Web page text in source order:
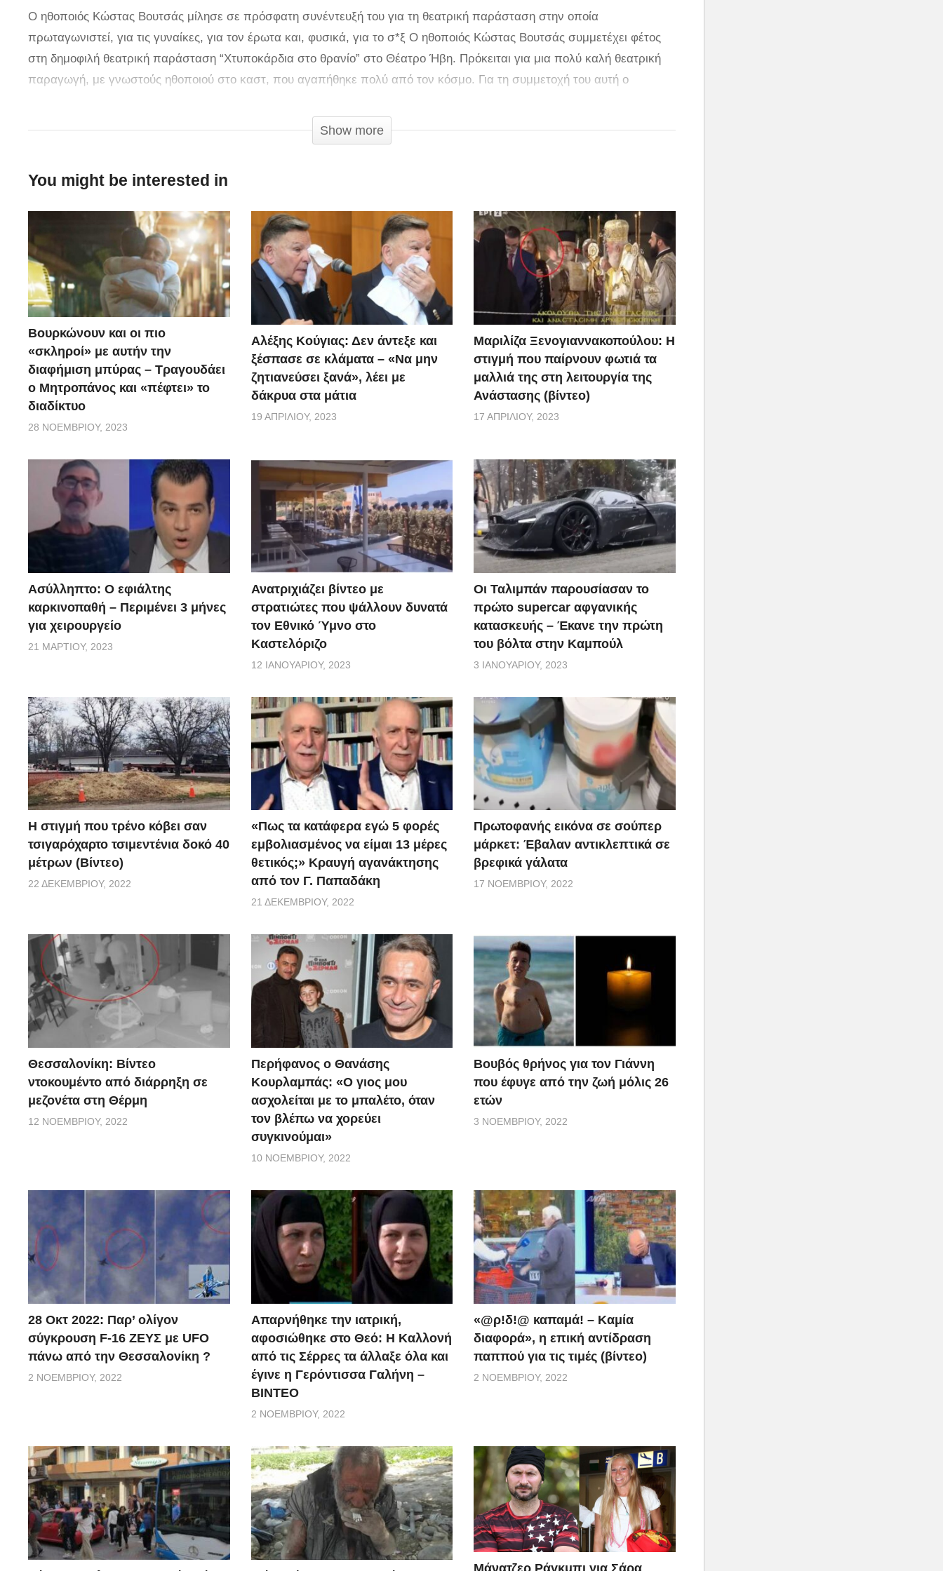
Ο ηθοποιός Κώστας Βουτσάς μίλησε σε πρόσφατη συνέντευξή του για τη θεατρική παράσταση στην οποία
πρωταγωνιστεί, για τις γυναίκες, για τον έρωτα και, φυσικά, για το σ*ξ Ο ηθοποιός Κώστας Βουτσάς συμμετέχει φέτος
στη δημοφιλή θεατρική παράσταση “Χτυποκάρδια στο θρανίο” στο Θέατρο Ήβη. Πρόκειται για μια πολύ καλή θεατρική
παραγωγή, με γνωστούς ηθοποιού στο καστ, που αγαπήθηκε πολύ από τον κόσμο. Για τη συμμετοχή του αυτή ο
πορεία στο θέατρο είπε χαρακτηριστικά: “Είμαι 71 χρόνια στο θέατρο. Δεν κάνω ποτέ τη βεντέτα. Με το που μπω στο
θέατρο είμαι το ίδιο με τον τεχνικό, δεν μου αρέσουν οι βεντετισμοί”. “Οι άντρες δεν φλερτάρουν σήμερα για άλλους
εραστής του ελληνικού κινηματογράφου ήταν ο Αλέκος Αλεξανδράκης. Δεν υπήρχε γυναίκα που να μην είχε πάει μαζί
του. Όλες οι πρωταγωνίστριες ήταν ερωτευμένες μαζί του”, είπε ο Κώστας Βουτσάς ερωτώμενος για το φλερτ και τον
έρωτα, ενώ στην ερώτηση αν και ο ίδιος ήταν εραστής του ελληνικού κινηματογράφου, είπε πως ήταν και ο ίδιος,
δεύτερος, μετά τον Αλεξανδράκη! “Εμένα η ζωή μου ήταν θέατρο και γυναίκες. Το σ*ξ είναι πάνω απ’ όλα σε μια σχέση.
Το καπέλο είναι!”, είπε μεταξύ άλλων, ενώ ως προς το ποιος πρέπει να κάνει το πρώτο βήμα δείχνοντας το ενδιαφέρον
του, ανέφερε: “Βέβαια μπορούν οι γυναίκες να κάνουν το πρώτο βήμα. Να δείξουν ότι ενδιαφέρονται, αλλά να μην
παρακαλέσουν κιόλας”.
Show more
You might be interested in
Βουρκώνουν και οι πιο
«σκληροί» με αυτήν την
διαφήμιση μπύρας – Τραγουδάει
ο Μητροπάνος και «πέφτει» το
διαδίκτυο
28 ΝΟΕΜΒΡΊΟΥ, 2023
Αλέξης Κούγιας: Δεν άντεξε και
ξέσπασε σε κλάματα – «Να μην
ζητιανεύσει ξανά», λέει με
δάκρυα στα μάτια
19 ΑΠΡΙΛΊΟΥ, 2023
Μαριλίζα Ξενογιαννακοπούλου: Η
στιγμή που παίρνουν φωτιά τα
μαλλιά της στη λειτουργία της
Ανάστασης (βίντεο)
17 ΑΠΡΙΛΊΟΥ, 2023
Ασύλληπτο: Ο εφιάλτης
καρκινοπαθή – Περιμένει 3 μήνες
για χειρουργείο
21 ΜΑΡΤΊΟΥ, 2023
Ανατριχιάζει βίντεο με
στρατιώτες που ψάλλουν δυνατά
τον Εθνικό Ύμνο στο
Καστελόριζο
12 ΙΑΝΟΥΑΡΊΟΥ, 2023
Οι Ταλιμπάν παρουσίασαν το
πρώτο supercar αφγανικής
κατασκευής – Έκανε την πρώτη
του βόλτα στην Καμπούλ
3 ΙΑΝΟΥΑΡΊΟΥ, 2023
H στιγμή που τρένο κόβει σαν
τσιγαρόχαρτο τσιμεντένια δοκό 40
μέτρων (Βίντεο)
22 ΔΕΚΕΜΒΡΊΟΥ, 2022
«Πως τα κατάφερα εγώ 5 φορές
εμβoλιασμένος να είμαι 13 μέρες
θετικός;» Κραυγή αγανάκτησης
από τον Γ. Παπαδάκη
21 ΔΕΚΕΜΒΡΊΟΥ, 2022
Πρωτοφανής εικόνα σε σούπερ
μάρκετ: Έβαλαν αντικλεπτικά σε
βρεφικά γάλατα
17 ΝΟΕΜΒΡΊΟΥ, 2022
Θεσσαλονίκη: Βίντεο
ντοκουμέντο από διάρρηξη σε
μεζονέτα στη Θέρμη
12 ΝΟΕΜΒΡΊΟΥ, 2022
Περήφανος ο Θανάσης
Κουρλαμπάς: «Ο γιος μου
ασχολείται με το μπαλέτο, όταν
τον βλέπω να χορεύει
συγκινούμαι»
10 ΝΟΕΜΒΡΊΟΥ, 2022
Βουβός θρήνος για τον Γιάννη
που έφυγε από την ζωή μόλις 26
ετών
3 ΝΟΕΜΒΡΊΟΥ, 2022
28 Οκτ 2022: Παρ’ ολίγον
σύγκρουση F-16 ΖΕΥΣ με UFO
πάνω από την Θεσσαλονίκη ?
2 ΝΟΕΜΒΡΊΟΥ, 2022
Απαρνήθηκε την ιατρική,
αφοσιώθηκε στο Θεό: Η Καλλονή
από τις Σέρρες τα άλλαξε όλα και
έγινε η Γερόντισσα Γαλήνη –
ΒΙΝΤΕΟ
2 ΝΟΕΜΒΡΊΟΥ, 2022
«@ρ!δ!@ καπαμά! – Καμία
διαφορά», η επική αντίδραση
παππού για τις τιμές (βίντεο)
2 ΝΟΕΜΒΡΊΟΥ, 2022